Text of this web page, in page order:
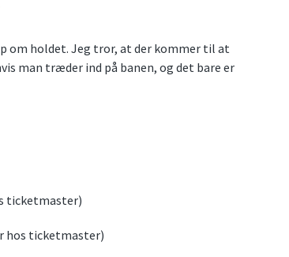
om holdet. Jeg tror, at der kommer til at
man træder ind på banen, og det bare er
ticketmaster)
hos ticketmaster)